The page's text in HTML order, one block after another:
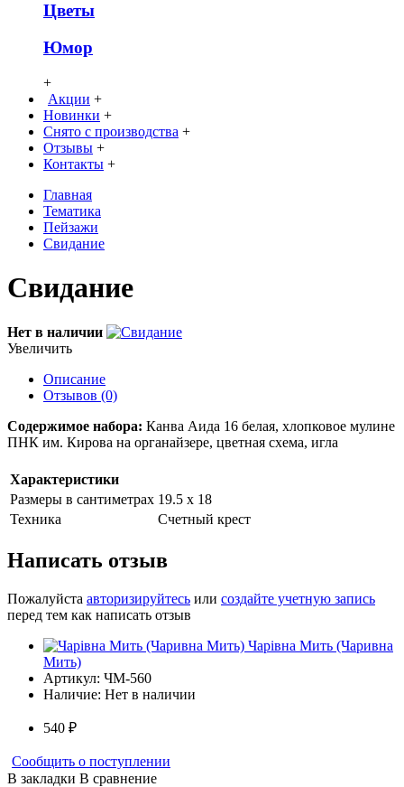
Цветы
Юмор
+
Акции +
Новинки +
Снято с производства +
Отзывы +
Контакты +
Главная
Тематика
Пейзажи
Свидание
Свидание
Нет в наличии
Увеличить
Описание
Отзывов (0)
Содержимое набора: Канва Аида 16 белая, хлопковое мулине
ПНК им. Кирова на органайзере, цветная схема, игла
Характеристики
Размеры в сантиметрах 19.5 х 18
Техника
Счетный крест
Написать отзыв
Пожалуйста авторизируйтесь или создайте учетную запись
перед тем как написать отзыв
Чарiвна Мить (Чаривна
Мить)
Артикул: ЧМ-560
Наличие: Нет в наличии
540 ₽
Сообщить о поступлении
В закладки В сравнение